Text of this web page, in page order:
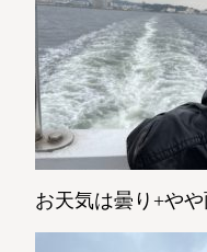
お天気は曇り+や